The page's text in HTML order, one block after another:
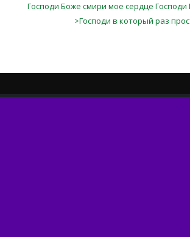
Господи Боже смири мое сердце
>Господи в который раз